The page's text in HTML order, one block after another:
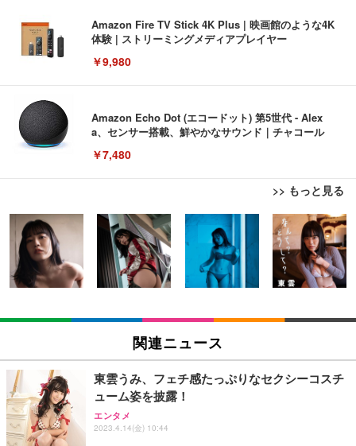
Amazon Fire TV Stick 4K Plus | 映画館のような4K
体験 | ストリーミングメディアプレイヤー
￥9,980
Amazon Echo Dot (エコードット) 第5世代 - Alex
a、センサー搭載、鮮やかなサウンド｜チャコール
￥7,480
>> もっと見る
[EdoErgo] オフィスチェア 椅子 テレワーク 疲れな
い 跳ね上げ式アームレスト コンパクト 約105度ロッ
キング pc 事務椅子 360度回転 座面昇降 強化ナイロ
ン樹脂ベース 通気性メッシュ 在宅ワーク H-WY01
(黒網+黒枠+黒足)
￥5,699
SIHOO B100 オフィスチェア／デスクチェア メッシ
ュチェア 人間工学 疲れない ブラック
￥27,999
Sezlife オフィスチェア デスクチェア 疲れない テレ
ワーク チェア 強化バックレスト 30度ロッキング機
能 人間工学 椅子 腰サポート 90度跳ね上げ式アーム
EIZO ビジネス向けプレミアムモニター | FlexScan
EV3240X-WT | 31.5型4K UHD・USB Type-C・ホワ
イト
￥105,595
EIZO ビジネス向けプレミアムモニター | FlexScan
￥109,572
【純正品】27"ゲーミングモニター DualSense 充電
フック付き（CFI-ZDM1J）
Amazonベーシック ペットシーツ 薄型 レギュラー 1
回使い捨て 無香料 ホワイト 300枚
￥3,373
Amazonベーシック ペットシーツ 厚型 ワイド 42枚
x2袋(84枚) ホワイト(吸収面:ライトブルー)
￥3,234
ネオ・ルーライフ ネオ・オムツ L 中型犬用 26枚入
り 単品
関連ニュース
東雲うみ、フェチ感たっぷりなセクシーコスチ
ューム姿を披露！
エンタメ
2023.4.14(金) 10:44